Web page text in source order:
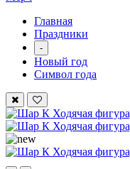
Главная
Праздники
-
Новый год
Символ года